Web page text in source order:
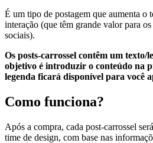
É um tipo de postagem que aumenta o
interação (que têm grande valor para
sociais).
Os posts-carrossel contêm um texto/
objetivo é introduzir o conteúdo na
legenda ficará disponível para você
Como funciona?
Após a compra, cada post-carrossel
time de design, com base nas